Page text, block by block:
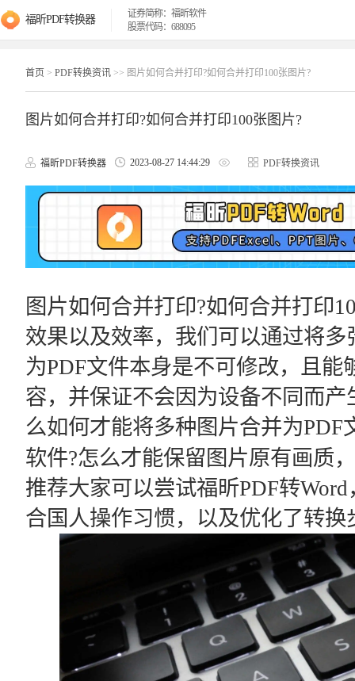
福昕PDF转换器
证券简称：福昕软件
股票代码：688095
首页 > PDF转换资讯 >> 图片如何合并打印?如何合并打印100张图片?
图片如何合并打印?如何合并打印100张图片?
福昕PDF转换器 2023-08-27 14:44:29 PDF转换资讯
图片如何合并打印?如何合并打印
效果以及效率，我们可以通过将
为PDF文件本身是不可修改，且
容，并保证不会因为设备不同而
么如何才能将多种图片合并为PDF
软件?怎么才能保留图片原有画质
推荐大家可以尝试福昕PDF转
合国人操作习惯，以及优化了转